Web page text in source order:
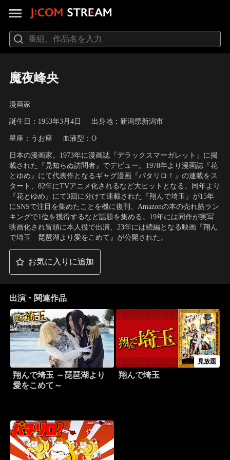
魔夜峰央
漫画家
誕生日：1953年3月4日 出身地：新潟県新潟市
星座：うお座 血液型：O
日本の漫画家。1973年に漫画誌『デラックスマーガレット』に掲
載された『見知らぬ訪問者』でデビュー。1978年より漫画誌『花
とゆめ』にて代表作となるギャグ漫画『パタリロ！』の連載をス
タート、82年にTVアニメ化されるなど大ヒットとなる。同年より
『花とゆめ』にて3回に分けて連載された『翔んで埼玉』が15年
にSNSで注目を集めたことを機に復刊、Amazonの本の売れ筋ラン
キングで1位を獲得するなど話題を集める。19年には同作が実写
映画化され冒頭に本人役で出演、23年には続編となる映画『翔ん
で埼玉 琵琶湖より愛をこめて』が公開された。
お気に入りに追加
出演・関連作品
翔んで埼玉 ～琵琶湖より
愛をこめて～
見放題
翔んで埼玉